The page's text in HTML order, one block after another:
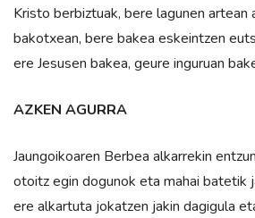
Kristo berbiztuak, bere lagunen artean
bakotxean, bere bakea eskeintzen
ere Jesusen bakea, geure inguruan
AZKEN AGURRA
Jaungoikoaren Berbea alkarrekin
otoitz egin dogunok eta mahai batetik
ere alkartuta jokatzen jakin dagigula